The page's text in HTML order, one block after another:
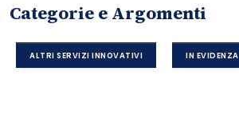
Categorie e Argomenti
ALTRI SERVIZI INNOVATIVI IN EVIDENZA